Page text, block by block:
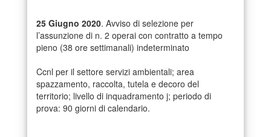
25 Giugno 2020. Avviso di selezione per
l’assunzione di n. 2 operai con contratto a tempo
pieno (38 ore settimanali) indeterminato
Ccnl per il settore servizi ambientali; area
spazzamento, raccolta, tutela e decoro del
territorio; livello di inquadramento j; periodo di
prova: 90 giorni di calendario.